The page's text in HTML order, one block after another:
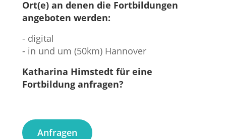
Ort(e) an denen die Fortbildungen
angeboten werden:
- digital
- in und um (50km) Hannover
Katharina Himstedt für eine
Fortbildung anfragen?
Anfragen